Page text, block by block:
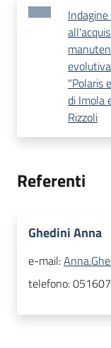
"Polaris
di Imola
Rizzoli
Referenti
Ghedini Anna
e-mail:
telefono: